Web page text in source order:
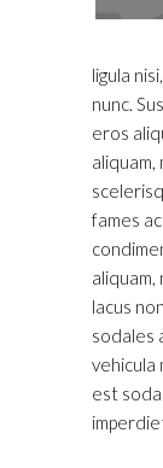
ligula
nunc.
eros
aliquam,
fames
aliquam,
lacus
sodales
vehicula
est